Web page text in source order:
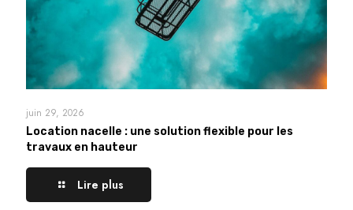
juin 29, 2026
Location nacelle : une solution flexible pour les
travaux en hauteur
Lire plus